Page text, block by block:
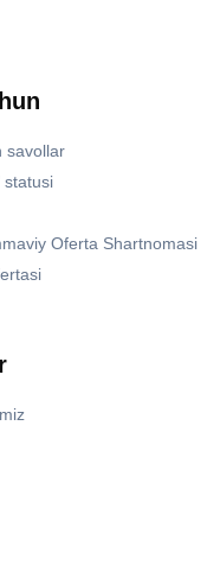
savollar
statusi
Oferta Shartnomasi